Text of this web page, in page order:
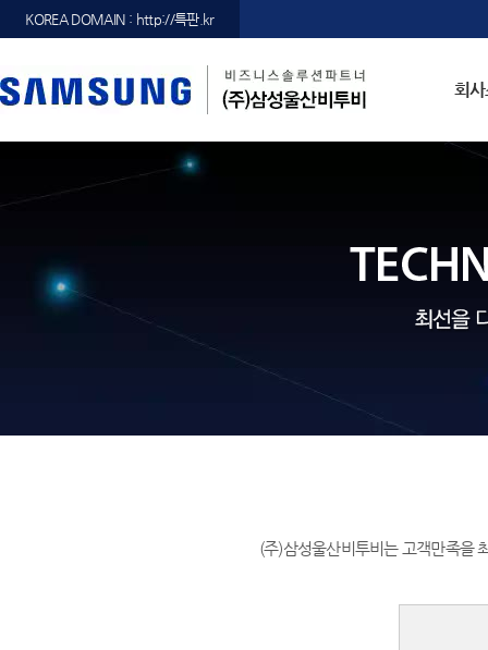
KOREA DOMAIN : http://특판.kr
회
(주)삼성울산비투비는 고객만족을